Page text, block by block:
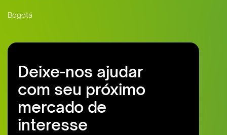
Bogotá
Deixe-nos ajudar
com seu próximo
mercado de
interesse